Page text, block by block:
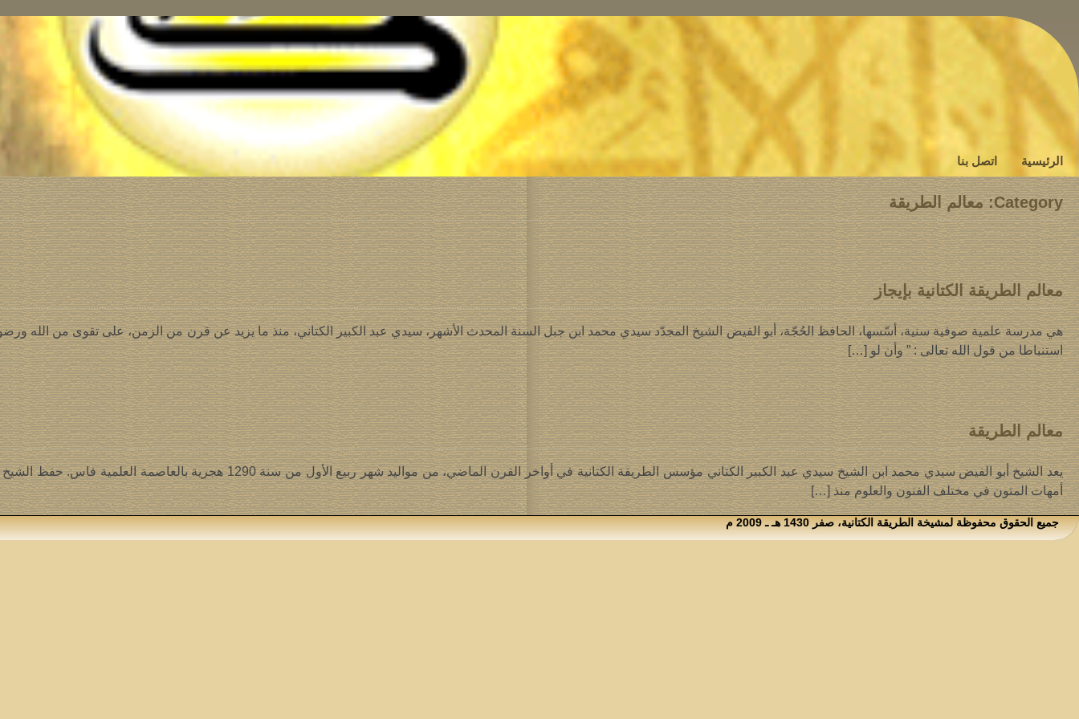
الرئيسية اتصل بنا
Category: معالم الطريقة
معالم الطريقة الكتانية بإيجاز
هي مدرسة علمية صوفية سنية، أسّسها، الحافظ الحُجّة، أبو الفيض الشيخ المجدّد سيدي محمد ابن جبل السنة المحدث الأشهر، سيدي عبد الكبير الكتاني، منذ ما يزيد عن قرن من الزمن، على تقوى من الله
استنباطا من قول الله تعالى : ” وأن لو […]
معالم الطريقة
يعد الشيخ أبو الفيض سيدي محمد ابن الشيخ سيدي عبد الكبير الكتاني مؤسس الطريقة
أمهات المتون في مختلف الفنون والعلوم منذ […]
جميع الحقوق محفوظة لمشيخة الطريقة الكتانية، صفر 1430 هـ ـ 2009 م